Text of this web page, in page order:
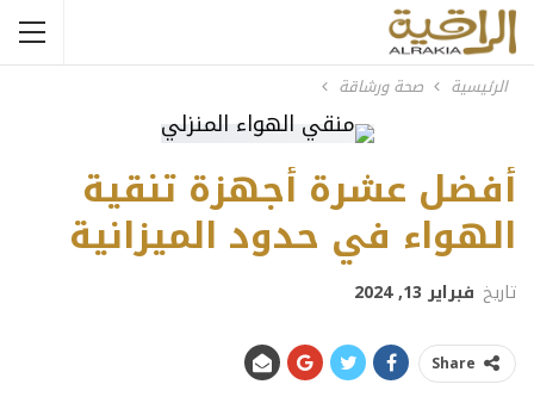
الرئيسية صحة ورشاقة
أفضل عشرة أجهزة تنقية
الهواء في حدود الميزانية
تاريخ فبراير 13, 2024
Share